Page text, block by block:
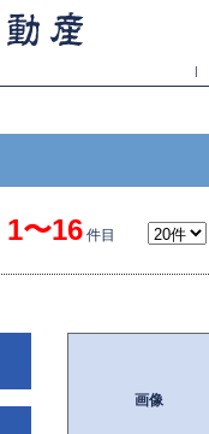
|
1〜16件目
画像